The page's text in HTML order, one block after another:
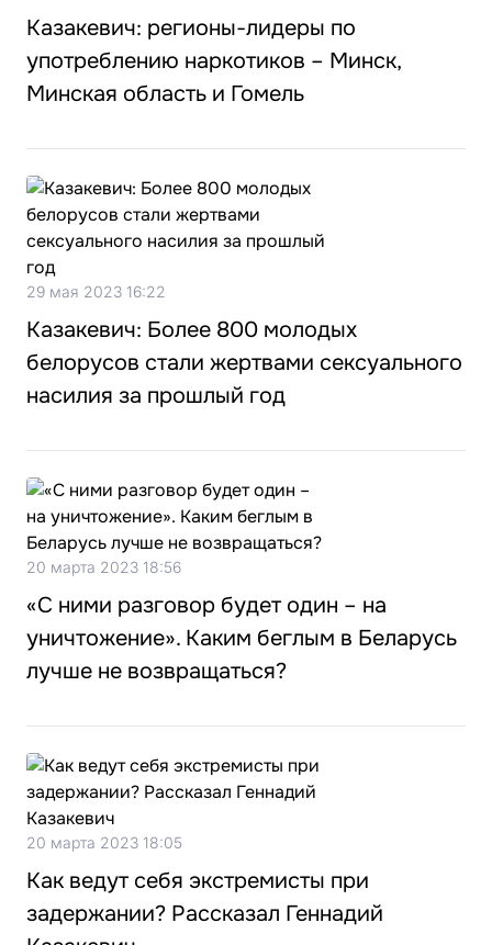
Казакевич: регионы-лидеры по
употреблению наркотиков – Минск,
Минская область и Гомель
29 мая 2023 16:22
Казакевич: Более 800 молодых
белорусов стали жертвами сексуального
насилия за прошлый год
20 марта 2023 18:56
«С ними разговор будет один – на
уничтожение». Каким беглым в Беларусь
лучше не возвращаться?
20 марта 2023 18:05
Как ведут себя экстремисты при
задержании? Рассказал Геннадий